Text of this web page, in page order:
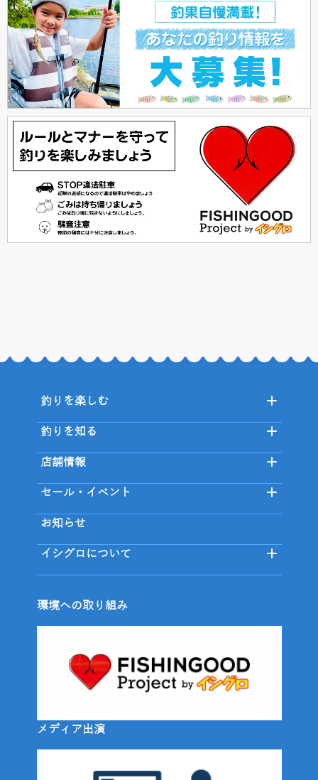
釣りを楽しむ
釣りを知る
店舗情報
セール・イベント
お知らせ
イシグロについて
環境への取り組み
メディア出演